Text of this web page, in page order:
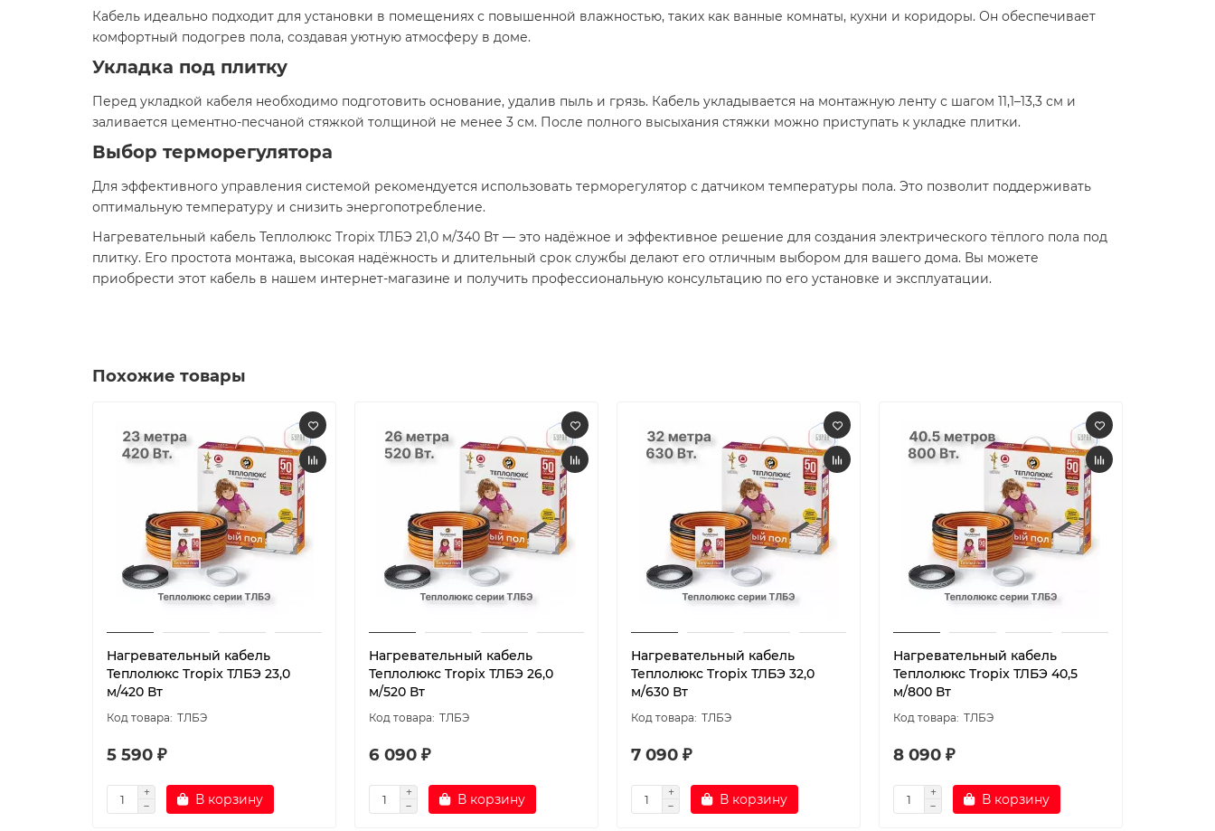
Кабель идеально подходит для установки в помещениях с повышенной влажностью, таких как ванные комнаты, кухни и коридоры. Он обеспечивает
комфортный подогрев пола, создавая уютную атмосферу в доме.​
Укладка под плитку
Перед укладкой кабеля необходимо подготовить основание, удалив пыль и грязь. Кабель укладывается на монтажную ленту с шагом 11,1–13,3 см и
заливается цементно-песчаной стяжкой толщиной не менее 3 см. После полного высыхания стяжки можно приступать к укладке плитки.​
Выбор терморегулятора
Для эффективного управления системой рекомендуется использовать терморегулятор с датчиком температуры пола. Это позволит поддерживать
оптимальную температуру и снизить энергопотребление.​
Нагревательный кабель Теплолюкс Tropix ТЛБЭ 21,0 м/340 Вт — это надёжное и эффективное решение для создания электрического тёплого пола под
плитку. Его простота монтажа, высокая надёжность и длительный срок службы делают его отличным выбором для вашего дома. Вы можете
приобрести этот кабель в нашем интернет-магазине и получить профессиональную консультацию по его установке и эксплуатации.​
Похожие товары
Нагревательный кабель
Теплолюкс Tropix ТЛБЭ 23,0
м/420 Вт
ТЛБЭ
5 590 ₽
В корзину
Нагревательный кабель
Теплолюкс Tropix ТЛБЭ 26,0
м/520 Вт
ТЛБЭ
6 090 ₽
В корзину
Нагревательный кабель
Теплолюкс Tropix ТЛБЭ 32,0
м/630 Вт
ТЛБЭ
7 090 ₽
В корзину
Нагревательный кабель
Теплолюкс Tropix ТЛБЭ 40,5
м/800 Вт
ТЛБЭ
8 090 ₽
В корзину